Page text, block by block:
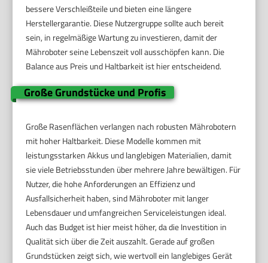
bessere Verschleißteile und bieten eine längere
Herstellergarantie. Diese Nutzergruppe sollte auch bereit
sein, in regelmäßige Wartung zu investieren, damit der
Mähroboter seine Lebenszeit voll ausschöpfen kann. Die
Balance aus Preis und Haltbarkeit ist hier entscheidend.
Große Grundstücke und Profis
Große Rasenflächen verlangen nach robusten Mährobotern
mit hoher Haltbarkeit. Diese Modelle kommen mit
leistungsstarken Akkus und langlebigen Materialien, damit
sie viele Betriebsstunden über mehrere Jahre bewältigen. Für
Nutzer, die hohe Anforderungen an Effizienz und
Ausfallsicherheit haben, sind Mähroboter mit langer
Lebensdauer und umfangreichen Serviceleistungen ideal.
Auch das Budget ist hier meist höher, da die Investition in
Qualität sich über die Zeit auszahlt. Gerade auf großen
Grundstücken zeigt sich, wie wertvoll ein langlebiges Gerät